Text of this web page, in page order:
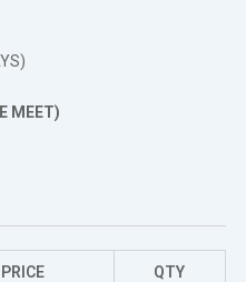
MEET)
PRICE QTY